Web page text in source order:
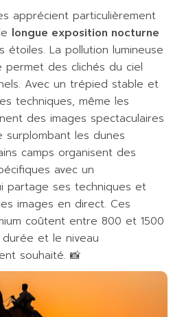
apprécient particulièrement
longue exposition nocturne
étoiles. La pollution lumineuse
permet des clichés du ciel
Avec un trépied stable et
techniques, même les
des images spectaculaires
surplombant les dunes
camps organisent des
avec un
partage ses techniques et
images en direct. Ces
coûtent entre 800 et 1500
durée et le niveau
souhaité. 📸